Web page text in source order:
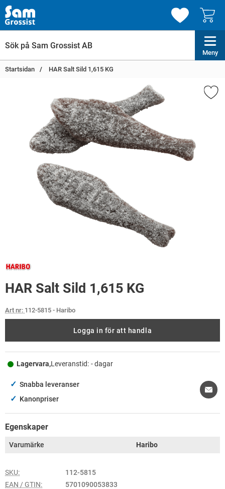
Meny
Startsidan HAR Salt Sild 1,615 KG
HAR Salt Sild 1,615 KG
Art nr: 112-5815 - Haribo
Logga in för att handla
Lagervara,Leveranstid: - dagar
✓ Snabba leveranser
✓ Kanonpriser
Egenskaper
Varumärke Haribo
SKU:
112-5815
EAN / GTIN:
5701090053833